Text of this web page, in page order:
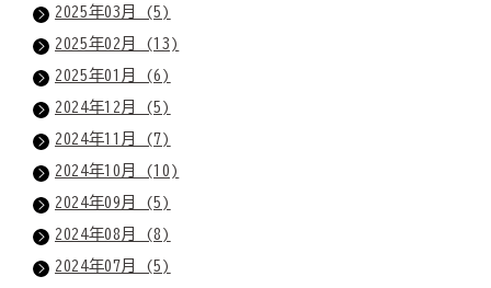
2025年03月 (5)
2025年02月 (13)
2025年01月 (6)
2024年12月 (5)
2024年11月 (7)
2024年10月 (10)
2024年09月 (5)
2024年08月 (8)
2024年07月 (5)